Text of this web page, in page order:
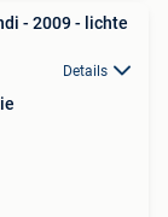
- 2009 - lichte
Details